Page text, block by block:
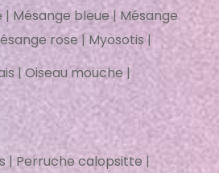
Mésange bleue | Mésange
rose | Myosotis |
| Oiseau mouche |
| Perruche calopsitte |